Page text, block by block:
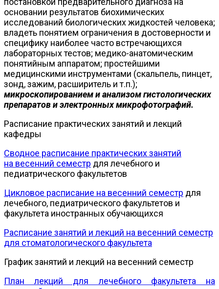
основании результатов биохимических
исследований биологических жидкостей человека;
владеть понятием ограничения в достоверности и
специфику наиболее часто встречающихся
лабораторных тестов; медико-анатомическим
понятийным аппаратом; простейшими
медицинскими инструментами (скальпель, пинцет,
зонд, зажим, расширитель и т.п.);
микроскопированием и анализом гистологических
препаратов и электронных микрофотографий.
Расписание практических занятий и лекций
кафедры
Сводное расписание практических занятий
на весенний семестр для лечебного и
педиатрического факультетов
Цикловое расписание на весенний семестр для
лечебного, педиатрического факультетов и
факультета иностранных обучающихся
Расписание занятий и лекций на весенний семестр
для стоматологического факультета
График занятий и лекций на весенний семестр
План лекций для лечебного факультета на